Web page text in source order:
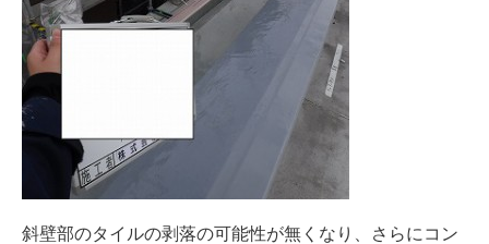
斜壁部のタイルの剥落の可能性が無くなり、さらにコン